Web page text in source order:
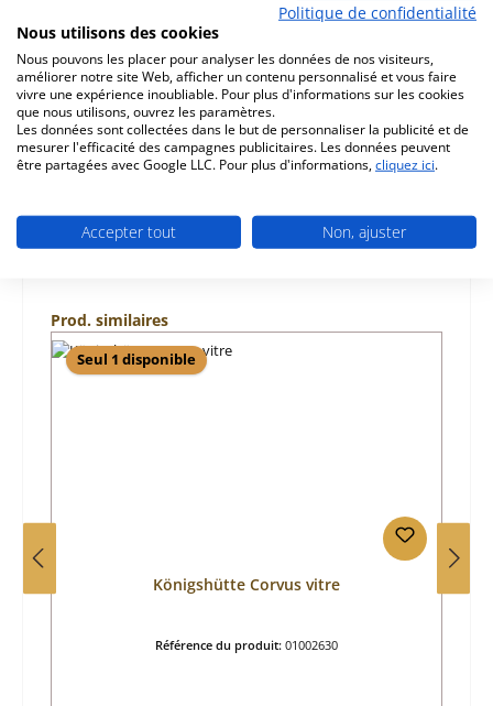
d‘origine pierre de plaque arrière haut pour le poêle
Königshütte Corvus Königshütte Corvus pierre de plaque
arrière haut d…Plus
Caractéristiques
Informations sur la sécurité du produit
Ignorer la galerie de produits
Prod. similaires
Seul 1 disponible
Königshütte Corvus vitre
Référence du produit: 01002630
Politique de confidentialité
Nous utilisons des cookies
Nous pouvons les placer pour analyser les données de nos visiteurs,
améliorer notre site Web, afficher un contenu personnalisé et vous faire
vivre une expérience inoubliable. Pour plus d'informations sur les cookies
que nous utilisons, ouvrez les paramètres.
Les données sont collectées dans le but de personnaliser la publicité et de
mesurer l'efficacité des campagnes publicitaires. Les données peuvent
être partagées avec Google LLC. Pour plus d'informations,cliquez ici.
Accepter tout Non, ajuster